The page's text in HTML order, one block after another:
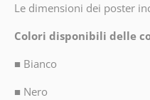
Le dimensioni dei poster
Colori disponibili delle
■ Bianco
■ Nero